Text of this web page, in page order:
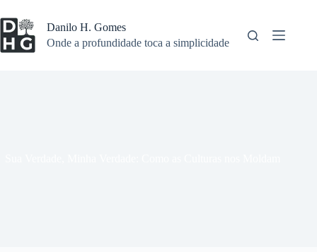
para
o
conteúdo
Danilo H. Gomes
Onde a profundidade toca a simplicidade